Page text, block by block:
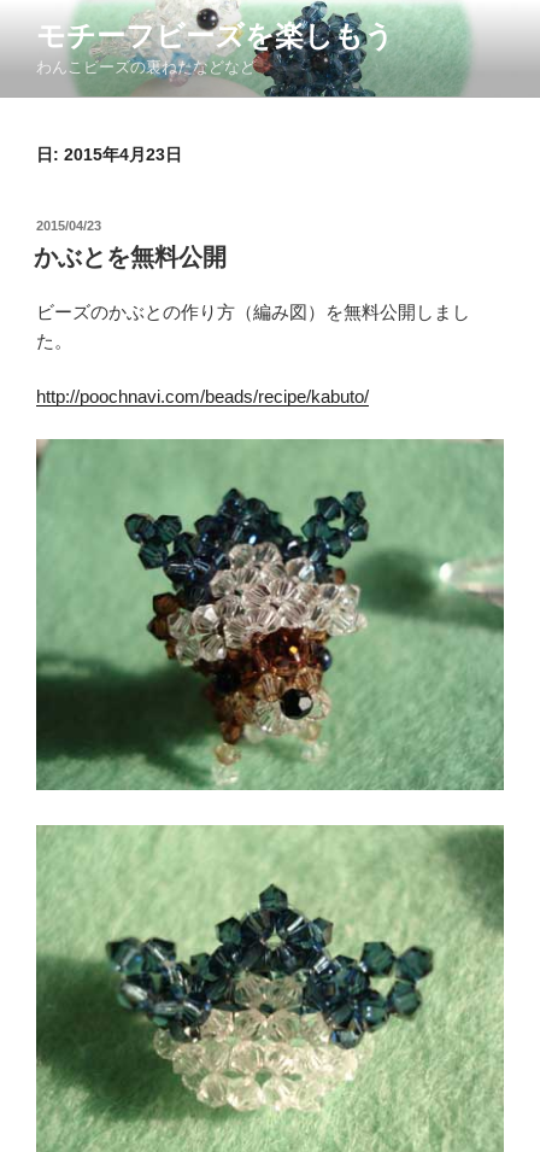
ン
モチーフビーズを楽しもう
わんこビーズの裏ねたなどなど
日: 2015年4月23日
投
稿
日:
2015/04/23
かぶとを無料公開
ビーズのかぶとの作り方（編み図）を無料公開しまし
た。
http://poochnavi.com/beads/recipe/kabuto/